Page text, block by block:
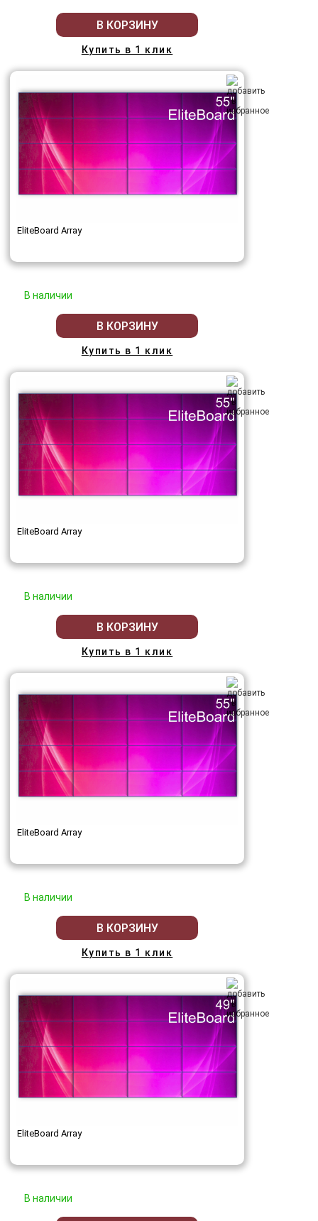
В КОРЗИНУ
Купить в 1 клик
EliteBoard Array
В наличии
В КОРЗИНУ
Купить в 1 клик
EliteBoard Array
В наличии
В КОРЗИНУ
Купить в 1 клик
EliteBoard Array
В наличии
В КОРЗИНУ
Купить в 1 клик
EliteBoard Array
В наличии